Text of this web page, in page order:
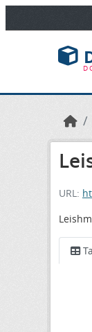
Ir para o conteúdo
URL: